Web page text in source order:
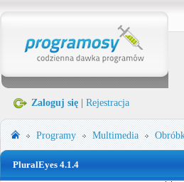
Zaloguj się Rejestracja
Programy Multimedia
PluralEyes 4.1.4